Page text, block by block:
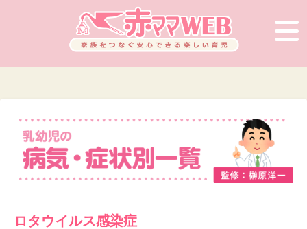
ロタウイルス感染症